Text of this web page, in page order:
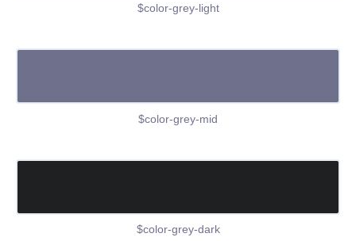
$color-grey-light
$color-grey-mid
$color-grey-dark